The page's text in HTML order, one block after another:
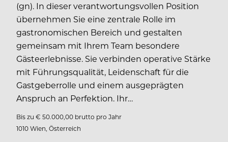
(gn). In dieser verantwortungsvollen Position
übernehmen Sie eine zentrale Rolle im
gastronomischen Bereich und gestalten
gemeinsam mit Ihrem Team besondere
Gästeerlebnisse. Sie verbinden operative Stärke
mit Führungsqualität, Leidenschaft für die
Gastgeberrolle und einem ausgeprägten
Anspruch an Perfektion. Ihr…
Bis zu € 50.000,00 brutto pro Jahr
1010 Wien, Österreich